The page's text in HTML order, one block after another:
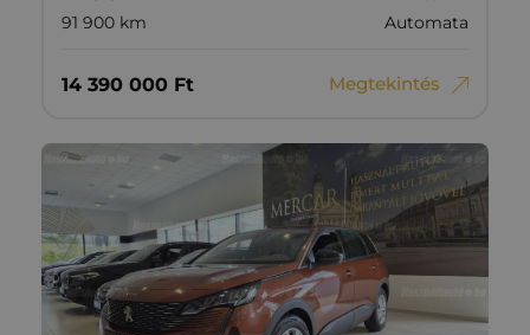
91 900 km Automata
14‏‏‎ ‎390‏‏‎ ‎000 Ft Megtekintés